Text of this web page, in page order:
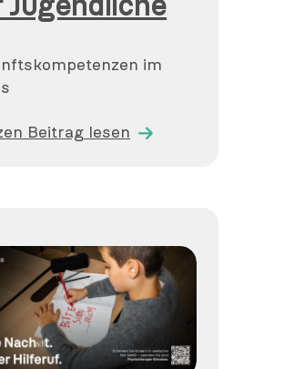
Jugendliche
im
Beitrag lesen